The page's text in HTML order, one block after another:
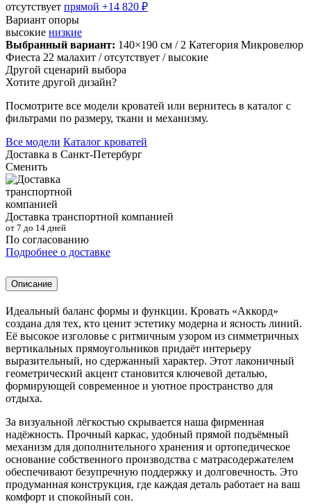
отсутствует прямой +14 820 ₽
Вариант опоры
высокие низкие
Выбранный вариант: 140×190 см / 2 Категория Микровелюр
Фиеста 22 малахит / отсутствует / высокие
Другой сценарий выбора
Хотите другой дизайн?
Посмотрите все модели кроватей или вернитесь в каталог с
фильтрами по размеру, ткани и механизму.
Все модели Каталог кроватей
Доставка в Санкт-Петербург
Сменить
Доставка транспортной компанией
от 7 до 14 дней
По согласованию
Подробнее о доставке
Описание
Идеальный баланс формы и функции. Кровать «Аккорд»
создана для тех, кто ценит эстетику модерна и ясность линий.
Её высокое изголовье с ритмичным узором из симметричных
вертикальных прямоугольников придаёт интерьеру
выразительный, но сдержанный характер. Этот лаконичный
геометрический акцент становится ключевой деталью,
формирующей современное и уютное пространство для
отдыха.
За визуальной лёгкостью скрывается наша фирменная
надёжность. Прочный каркас, удобный прямой подъёмный
механизм для дополнительного хранения и ортопедическое
основание собственного производства с матрасодержателем
обеспечивают безупречную поддержку и долговечность. Это
продуманная конструкция, где каждая деталь работает на ваш
комфорт и спокойный сон.